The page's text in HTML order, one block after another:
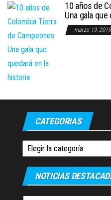
10 años de
Una gala
marzo 19, 2019
CATEGORIAS
Categorias
NOTICIAS